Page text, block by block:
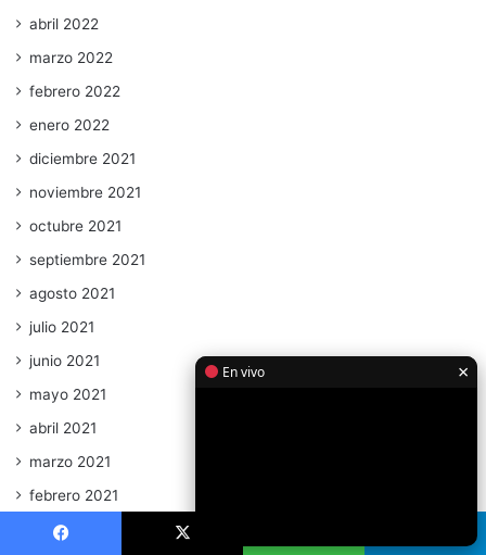
abril 2022
marzo 2022
febrero 2022
enero 2022
diciembre 2021
noviembre 2021
octubre 2021
septiembre 2021
agosto 2021
julio 2021
junio 2021
mayo 2021
abril 2021
marzo 2021
febrero 2021
enero 2021
En vivo ×